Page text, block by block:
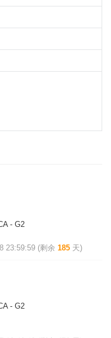
- G2
23:59:59 (剩余 185 天)
- G2